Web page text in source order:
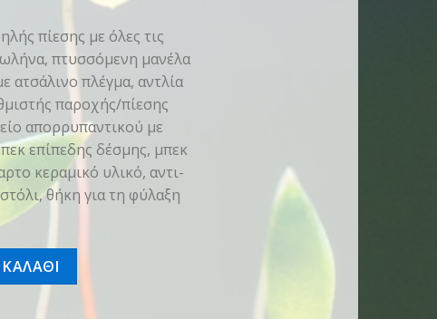
πίεσης με όλες τις
πτυσσόμενη μανέλα
ατσάλινο πλέγμα, αντλία
παροχής/πίεσης
απορρυπαντικού με
επίπεδης δέσμης, μπεκ
κεραμικό υλικό, αντι-
θήκη για τη φύλαξη